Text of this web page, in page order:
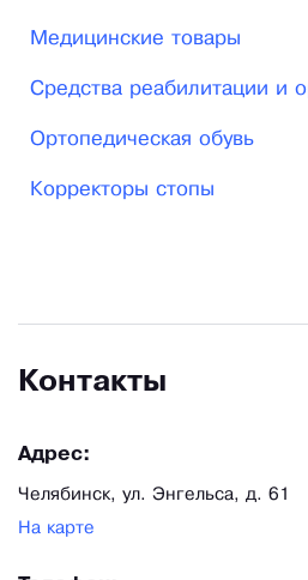
из нашего салона в
- только настоящая
ценам!
Медицинские товары
Средства реабилитации и
Ортопедическая обувь
Корректоры стопы
Контакты
Адрес:
Челябинск, ул. Энгельса, д. 61
На карте